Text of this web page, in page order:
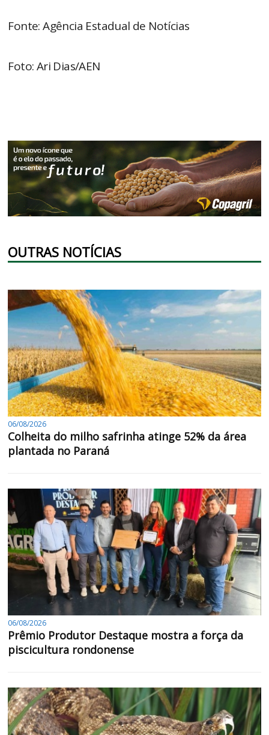
Fonte: Agência Estadual de Notícias
Foto: Ari Dias/AEN
OUTRAS NOTÍCIAS
06/08/2026
Colheita do milho safrinha atinge 52% da área
plantada no Paraná
06/08/2026
Prêmio Produtor Destaque mostra a força da
piscicultura rondonense